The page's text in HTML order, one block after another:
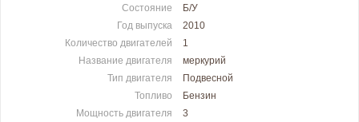
Состояние
Б/У
Год выпуска
2010
Количество двигателей
1
Название двигателя
меркурий
Тип двигателя
Подвесной
Топливо
Бензин
Мощность двигателя
3